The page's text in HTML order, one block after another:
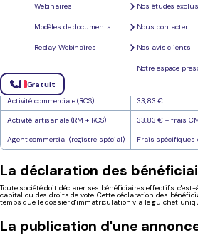
Webinaires
Modèles de documents
Replay Webinaires
Nos études
Nous contacter
Nos avis clients
Notre espace
Gratuit
Quel que soit votre mode de création, quatre postes de
Les frais d'immatriculation au
immatriculation d'une SARL au Registre du Commerce et
Des frais supplémentaires s'appliquent selon le type
Type d'activité
Activité commerciale (RCS) 33,83 €
Activité artisanale (RM + RCS) 33,83 € + frais
Agent commercial (registre spécial) Frais spécifiques
La déclaration des
Toute société doit déclarer ses bénéficiaires effectifs,
capital ou des droits de vote. Cette déclaration des
temps que le dossier d'immatriculation via le guichet
La publication d'une